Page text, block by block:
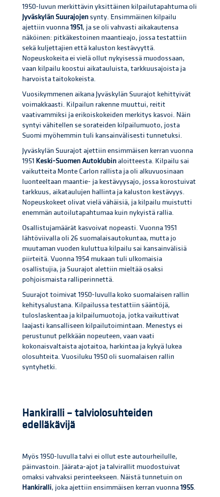
1950-luvun merkittävin yksittäinen kilpailutapahtuma oli
Jyväskylän Suurajojen synty. Ensimmäinen kilpailu
ajettiin vuonna1951, ja se oli vahvasti aikakautensa
näköinen: pitkäkestoinen maantieajo, jossa testattiin
sekä kuljettajien että kaluston kestävyyttä.
Nopeuskokeita ei vielä ollut nykyisessä muodossaan,
vaan kilpailu koostui aikatauluista, tarkkuusajoista ja
harvoista taitokokeista.
Vuosikymmenen aikana Jyväskylän Suurajot kehittyivät
voimakkaasti. Kilpailun rakenne muuttui, reitit
vaativammiksi ja erikoiskokeiden merkitys kasvoi. Näin
syntyi vähitellen se sorateiden kilpailumuoto, josta
Suomi myöhemmin tuli kansainvälisesti tunnetuksi.
Jyväskylän Suurajot ajettiin ensimmäisen kerran vuonna
1951 Keski-Suomen Autoklubin aloitteesta. Kilpailu sai
vaikutteita Monte Carlon rallista ja oli alkuvuosinaan
luonteeltaan maantie- ja kestävyysajo, jossa korostuivat
tarkkuus, aikataulujen hallinta ja kaluston kestävyys.
Nopeuskokeet olivat vielä vähäisiä, ja kilpailu muistutti
enemmän autoilutapahtumaa kuin nykyistä rallia.
Osallistujamäärät kasvoivat nopeasti. Vuonna 1951
lähtöviivalla oli 26 suomalaisautokuntaa, mutta jo
muutaman vuoden kuluttua kilpailu sai kansainvälisiä
piirteitä. Vuonna 1954 mukaan tuli ulkomaisia
osallistujia, ja Suurajot alettiin mieltää osaksi
pohjoismaista ralliperinnettä.
Suurajot toimivat 1950-luvulla koko suomalaisen rallin
kehitysalustana. Kilpailussa testattiin sääntöjä,
tuloslaskentaa ja kilpailumuotoja, jotka vaikuttivat
laajasti kansalliseen kilpailutoimintaan. Menestys ei
perustunut pelkkään nopeuteen, vaan vaati
kokonaisvaltaista ajotaitoa, harkintaa ja kykyä lukea
olosuhteita. Vuosiluku 1950 oli suomalaisen rallin
syntyhetki.
Hankiralli – talviolosuhteiden
edelläkävijä
Myös 1950-luvulla talvi ei ollut este autourheilulle,
päinvastoin. Jäärata-ajot ja talvirallit muodostuivat
omaksi vahvaksi perinteekseen. Näistä tunnetuin on
Hankiralli, joka ajettiin ensimmäisen kerran vuonna1955.